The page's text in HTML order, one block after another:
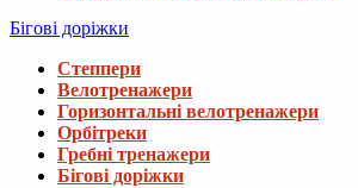
Бігові доріжки
Степпери
Велотренажери
Горизонтальні велотренажери
Орбітреки
Гребні тренажери
Бігові доріжки